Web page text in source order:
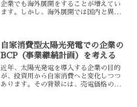
企業でも海外展開をすることが増えてい
ます。しかし、海外展開では国内と異な
のPDCAサイクルです。...
自家消費型太陽光発電での企業の
BCP（事業継続計画）を考える
近年、太陽光発電を導入する企業の目的
が、投資用から自家消費へと変化しつつ
あります。その背景には、売電価格の低